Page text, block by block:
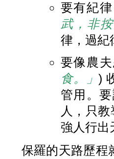
要有紀
武，非
律，過紀
要像農
食。」)
管用。
人，只
強人行出
保羅的天路歷程